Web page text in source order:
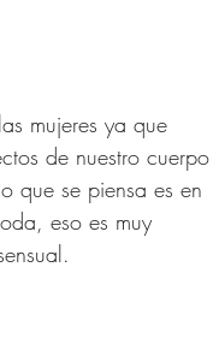
mujeres ya que
de nuestro cuerpo
que se piensa es en
eso es muy